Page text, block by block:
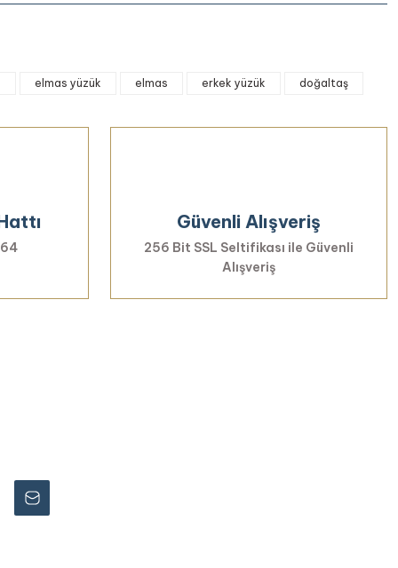
elmas yüzük elmas erkek yüzük doğaltaş
Güvenli Alışveriş
256 Bit SSL Seltifikası ile Güvenli
Alışveriş